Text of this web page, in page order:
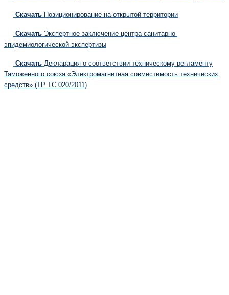
Скачать Позиционирование на открытой территории
Скачать Экспертное заключение центра санитарно-
эпидемиологической экспертизы
Скачать Декларация о соответствии техническому регламенту
Таможенного союза «Электромагнитная совместимость технических
средств» (ТР ТС 020/2011)